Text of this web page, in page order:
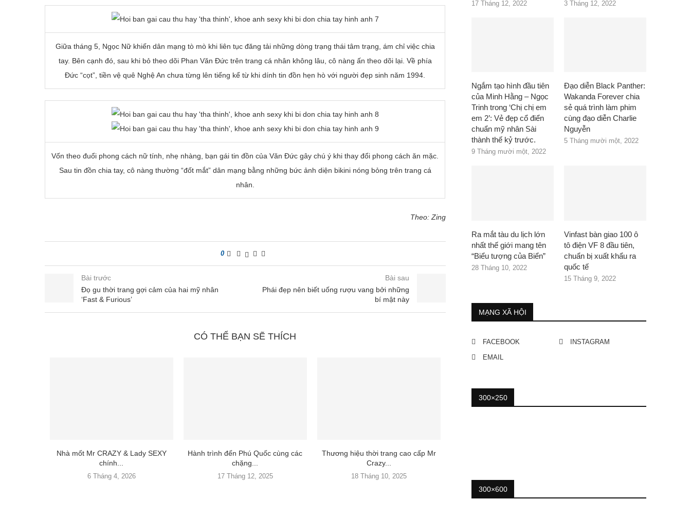
Giữa tháng 5, Ngọc Nữ khiến dân mạng tò mò khi liên tục đăng tải những dòng trạng thái tâm trạng, ám chỉ việc chia
tay. Bên cạnh đó, sau khi bỏ theo dõi Phan Văn Đức trên trang cá nhân không lâu, cô nàng ấn theo dõi lại. Về phía
Đức “cọt”, tiền vệ quê Nghệ An chưa từng lên tiếng kể từ khi dính tin đồn hẹn hò với người đẹp sinh năm 1994.
Vốn theo đuổi phong cách nữ tính, nhẹ nhàng, bạn gái tin đồn của Văn Đức gây chú ý khi thay đổi phong cách ăn mặc.
Sau tin đồn chia tay, cô nàng thường “đốt mắt” dân mạng bằng những bức ảnh diện bikini nóng bỏng trên trang cá
nhân.
Theo: Zing
0
Bài trước
Đọ gu thời trang gợi cảm của hai mỹ nhân
‘Fast & Furious’
Bài sau
Phái đẹp nên biết uống rượu vang bởi những
bí mật này
CÓ THỂ BẠN SẼ THÍCH
Nhà mốt Mr CRAZY & Lady SEXY
chính...
6 Tháng 4, 2026
Hành trình đến Phú Quốc cùng các
chặng...
17 Tháng 12, 2025
Thương hiệu thời trang cao cấp Mr
Crazy...
18 Tháng 10, 2025
17 Tháng 12, 2022 3 Tháng 12, 2022
Ngắm tạo hình đầu tiên
của Minh Hằng – Ngọc
Trinh trong ‘Chị chị em
em 2’: Vẻ đẹp cổ điển
chuẩn mỹ nhân Sài
thành thế kỷ trước.
9 Tháng mười một, 2022
Đạo diễn Black Panther:
Wakanda Forever chia
sẻ quá trình làm phim
cùng đạo diễn Charlie
Nguyễn
5 Tháng mười một, 2022
Ra mắt tàu du lịch lớn
nhất thế giới mang tên
“Biểu tượng của Biển”
28 Tháng 10, 2022
Vinfast bàn giao 100 ô
tô điện VF 8 đầu tiên,
chuẩn bị xuất khẩu ra
quốc tế
15 Tháng 9, 2022
MẠNG XÃ HỘI
FACEBOOK
INSTAGRAM
EMAIL
300×250
300×600